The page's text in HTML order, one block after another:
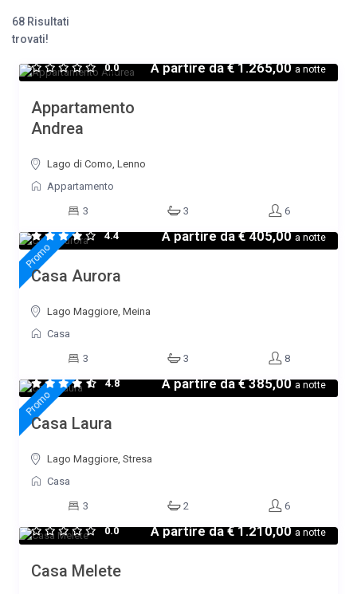
68 Risultati
trovati!
A partire da€ 1.265,00a notte
0.0
Appartamento
Andrea
Lago di Como, Lenno
Appartamento
3 3 6
Promo
A partire da€ 405,00a notte
4.4
Casa Aurora
Lago Maggiore, Meina
Casa
3 3 8
Promo
A partire da€ 385,00a notte
4.8
Casa Laura
Lago Maggiore, Stresa
Casa
3 2 6
A partire da€ 1.210,00a notte
0.0
Casa Melete